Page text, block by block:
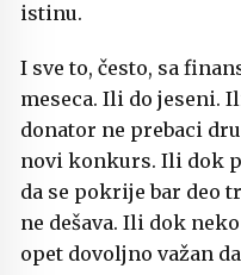
istinu.
I sve to, često, sa
meseca. Ili do jeseni.
donator ne prebaci
novi konkurs. Ili dok
da se pokrije bar deo
ne dešava. Ili dok
opet dovoljno važan